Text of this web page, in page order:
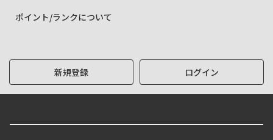
ポイント/ランクについて
新規登録 ログイン